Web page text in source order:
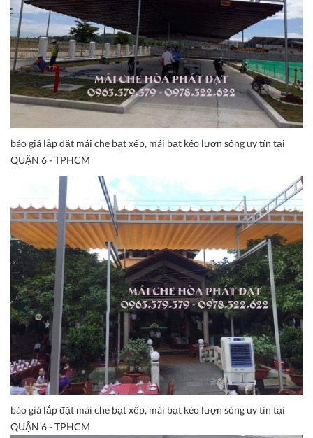
báo giá lắp đặt mái che bạt xếp, mái bạt kéo lượn sóng uy tín tại
QUẬN 6 - TPHCM
báo giá lắp đặt mái che bạt xếp, mái bạt kéo lượn sóng uy tín tại
QUẬN 6 - TPHCM